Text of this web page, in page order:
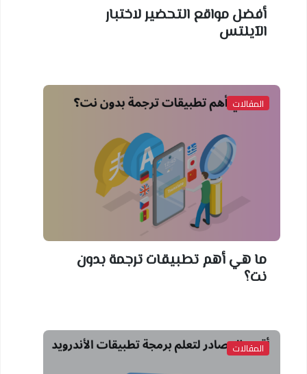
أفضل مواقع التحضير لاختبار
الآيلتس
المقالات
ما هي أهم تطبيقات ترجمة بدون
نت؟
المقالات